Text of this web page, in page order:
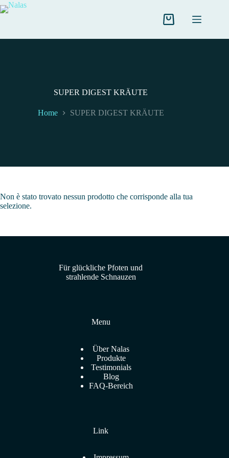
Salta
al
Carrello
SUPER DIGEST KRÄUTE
Home SUPER DIGEST KRÄUTE
Non è stato trovato nessun prodotto che corrisponde alla tua
selezione.
Für glückliche Pfoten und
strahlende Schnauzen
Menu
Über Nalas
Produkte
Testimonials
Blog
FAQ-Bereich
Link